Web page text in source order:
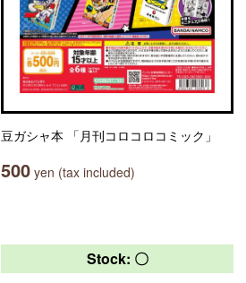
豆ガシャ本 「月刊コロコロコミック」
500 yen (tax included)
Stock: 〇